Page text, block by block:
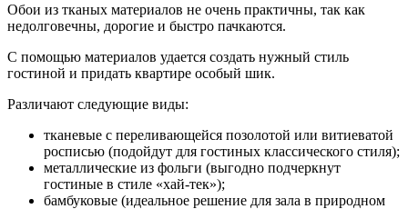
Обои из тканых материалов не очень практичны, так как
недолговечны, дорогие и быстро пачкаются.
С помощью материалов удается создать нужный стиль
гостиной и придать квартире особый шик.
Различают следующие виды:
тканевые с переливающейся позолотой или витиеватой
росписью (подойдут для гостиных классического стиля);
металлические из фольги (выгодно подчеркнут
гостиные в стиле «хай-тек»);
бамбуковые (идеальное решение для зала в природном